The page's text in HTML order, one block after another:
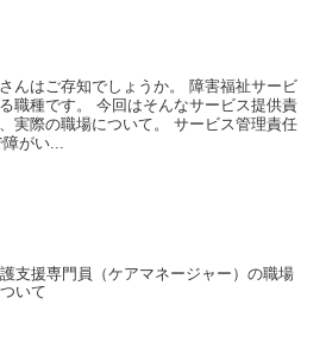
んはご存知でしょうか。 障害福祉サービ
職種です。 今回はそんなサービス提供責
実際の職場について。 サービス管理責任
がい...
支援専門員（ケアマネージャー）の職場
いて